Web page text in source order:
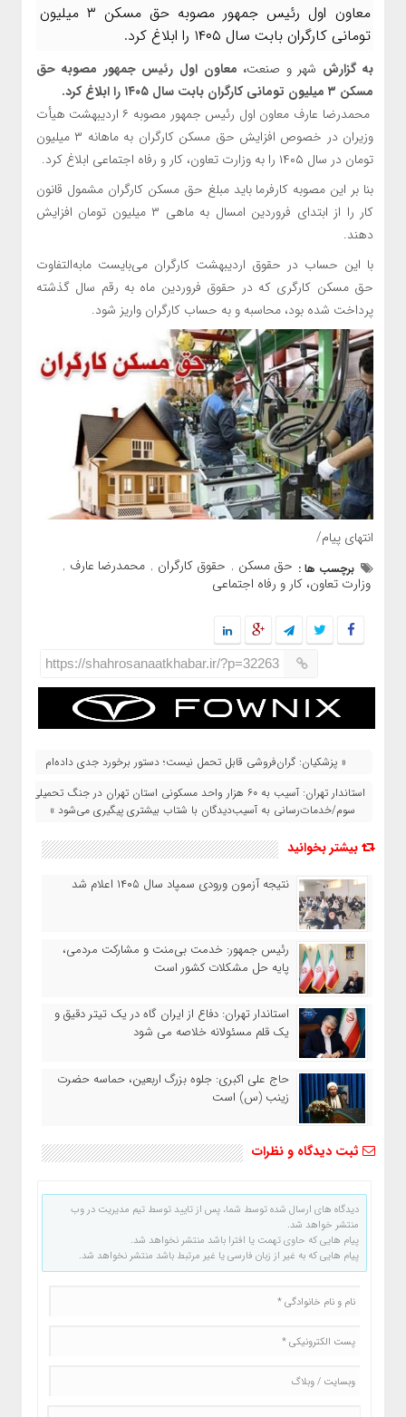
معاون اول رئیس جمهور مصوبه حق مسکن ۳ میلیون
تومانی کارگران بابت سال ۱۴۰۵ را ابلاغ کرد.
به گزارش شهر و صنعت، معاون اول رئیس جمهور مصوبه حق
مسکن ۳ میلیون تومانی کارگران بابت سال ۱۴۰۵ را ابلاغ کرد.
محمدرضا عارف معاون اول رئیس جمهور مصوبه ۶ اردیبهشت هیأت
وزیران در خصوص افزایش حق مسکن کارگران به ماهانه ۳ میلیون
تومان در سال ۱۴۰۵ را به وزارت تعاون، کار و رفاه اجتماعی ابلاغ کرد.
بنا بر این مصوبه کارفرما باید مبلغ حق مسکن کارگران مشمول قانون
کار را از ابتدای فروردین امسال به ماهی ۳ میلیون تومان افزایش
دهند.
با این حساب در حقوق اردیبهشت کارگران می‌بایست مابه‌التفاوت
حق مسکن کارگری که در حقوق فروردین ماه به رقم سال گذشته
پرداخت شده بود، محاسبه و به حساب کارگران واریز شود.
انتهای پیام/
برچسب ها : حق مسکن , حقوق کارگران , محمدرضا عارف ,
وزارت تعاون، کار و رفاه اجتماعی
https://shahrosanaatkhabar.ir/?p=32263
« پزشکیان: گران‌فروشی قابل‌ تحمل نیست؛ دستور برخورد جدی داده‌ام
استاندار تهران: آسیب به ۶۰ هزار واحد مسکونی استان تهران در جنگ تحمیلی
سوم/خدمات‌رسانی به آسیب‌دیدگان با شتاب بیشتری پیگیری می‌شود »
بیشتر بخوانید
نتیجه آزمون ورودی سمپاد سال ۱۴۰۵ اعلام شد
رئیس جمهور: خدمت بی‌منت و مشارکت مردمی،
پایه حل مشکلات کشور است
استاندار تهران: دفاع از ایران گاه در یک تیتر دقیق و
یک قلم مسئولانه خلاصه می شود
حاج‌ علی‌ اکبری: جلوه بزرگ اربعین، حماسه حضرت
زینب (س) است
ثبت دیدگاه و نظرات
دیدگاه های ارسال شده توسط شما، پس از تایید توسط تیم مدیریت در وب
منتشر خواهد شد.
پیام هایی که حاوی تهمت یا افترا باشد منتشر نخواهد شد.
پیام هایی که به غیر از زبان فارسی یا غیر مرتبط باشد منتشر نخواهد شد.